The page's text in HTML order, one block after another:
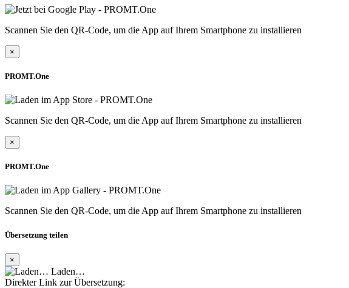
Scannen Sie den QR-Code, um die App auf Ihrem Smartphone zu installieren
×
PROMT.One
Scannen Sie den QR-Code, um die App auf Ihrem Smartphone zu installieren
×
PROMT.One
Scannen Sie den QR-Code, um die App auf Ihrem Smartphone zu installieren
Übersetzung teilen
×
Laden…
Direkter Link zur Übersetzung: